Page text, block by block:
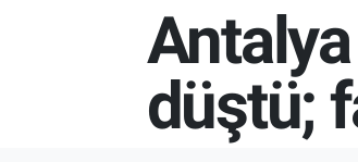
Antalya
düştü;